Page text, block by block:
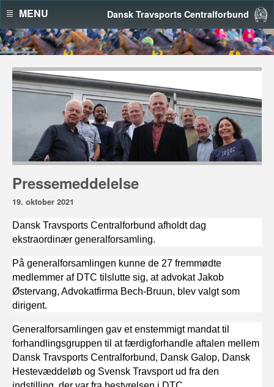
Dansk Travsports Centralforbund
MENU
Pressemeddelelse
19. oktober 2021
Dansk Travsports Centralforbund afholdt dag
ekstraordinær generalforsamling.
På generalforsamlingen kunne de 27 fremmødte
medlemmer af DTC tilslutte sig, at advokat Jakob
Østervang, Advokatfirma Bech-Bruun, blev valgt som
dirigent.
Generalforsamlingen gav et enstemmigt mandat til
forhandlingsgruppen til at færdigforhandle aftalen mellem
Dansk Travsports Centralforbund, Dansk Galop, Dansk
Hestevæddeløb og Svensk Travsport ud fra den